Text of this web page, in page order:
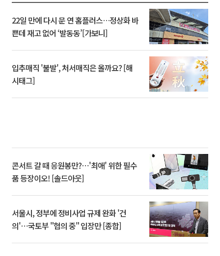
22일 만에 다시 문 연 홈플러스…정상화 바
쁜데 재고 없어 ‘발동동’[가보니]
입추매직 '불발', 처서매직은 올까요? [해
시태그]
콘서트 갈 때 응원봉만?⋯'최애' 위한 필수
품 등장이오! [솔드아웃]
서울시, 정부에 정비사업 규제 완화 '건
의'⋯국토부 "협의 중" 입장만 [종합]